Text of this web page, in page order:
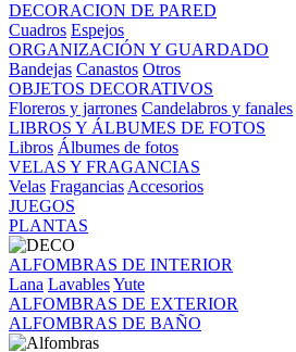
DECORACION DE PARED
Cuadros Espejos
ORGANIZACIÓN Y GUARDADO
Bandejas Canastos Otros
OBJETOS DECORATIVOS
Floreros y jarrones Candelabros y fanales
LIBROS Y ÁLBUMES DE FOTOS
Libros Álbumes de fotos
VELAS Y FRAGANCIAS
Velas Fragancias Accesorios
JUEGOS
PLANTAS
ALFOMBRAS DE INTERIOR
Lana LavablesYute
ALFOMBRAS DE EXTERIOR
ALFOMBRAS DE BAÑO